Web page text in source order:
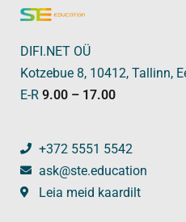
DIFI.NET OÜ
Kotzebue 8, 10412, Tallinn,
E-R 9.00 – 17.00
+372 5551 5542
ask@ste.education
Leia meid kaardilt